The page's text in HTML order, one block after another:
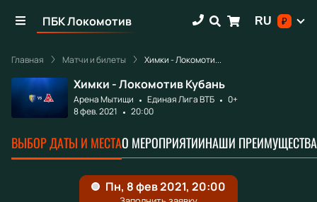
ПБК Локомотив RU ₽
Главная Матчи и билеты Химки - Локомоти...
Химки - Локомотив Кубань
Арена Мытищи Единая Лига ВТБ
0+
8 фев. 2021
20:00
ВЫБОР ДАТЫ И МЕСТАО МЕРОПРИЯТИИНАШИ ПРЕИМУЩЕСТВА